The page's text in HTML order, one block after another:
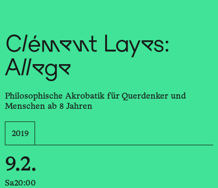
Clément Layes:
Allege
Philosophische Akrobatik für Querdenker und
Menschen ab 8 Jahren
2019
9.2.
Sa20:00